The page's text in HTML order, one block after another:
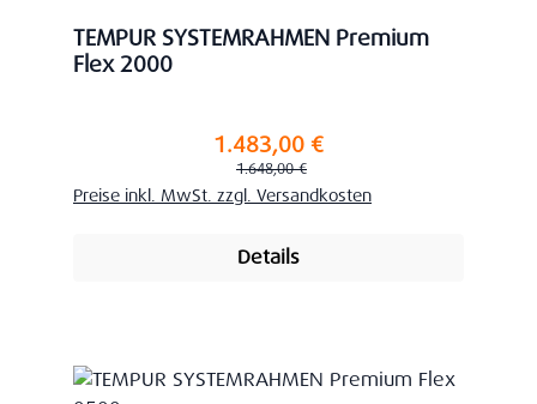
TEMPUR SYSTEMRAHMEN Premium
Flex 2000
Verkaufspreis:1.483,00 €
Regulärer Preis:
1.648,00 €
Preise inkl. MwSt. zzgl. Versandkosten
Details